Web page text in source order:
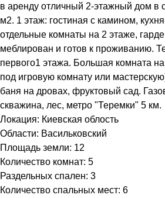
в аренду отличный 2-этажный дом в
м2. 1 этаж: гостиная с камином,
отдельные комнаты на 2 этаже,
меблирован и готов к проживанию.
первого1 этажа. Большая комната
под игровую комнату или
баня на дровах, фруктовый сад.
скважина, лес, метро "Теремки" 5 км.
Локация: Киевская облость
Области: Васильковский
Площадь земли: 12
Количество комнат: 5
Раздельных спален: 3
Количество спальных мест: 6